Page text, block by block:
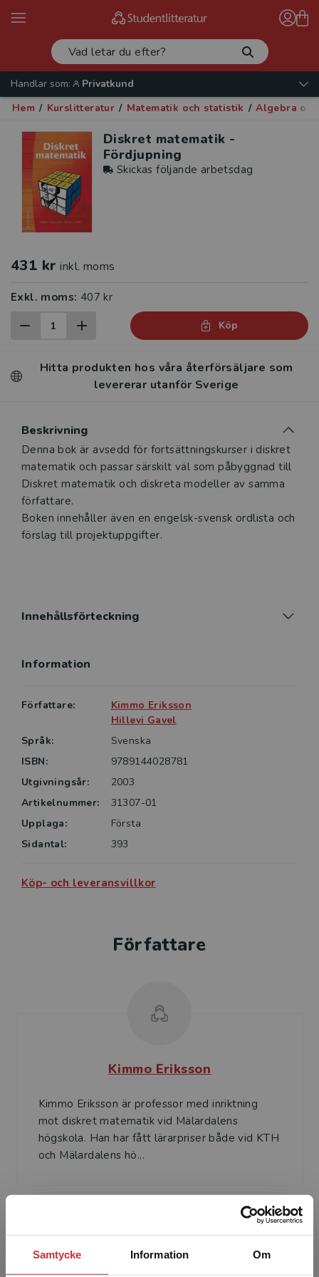
Samtycke Information Om
Handlar som:
Privatkund
Hem / Kurslitteratur / Matematik och statistik / Algebra
Diskret matematik -
Fördjupning
Skickas följande arbetsdag
431 kr inkl. moms
Exkl. moms: 407 kr
Köp
Hitta produkten hos våra återförsäljare som
levererar utanför Sverige
Beskrivning
Denna bok är avsedd för fortsättningskurser i diskret
matematik och passar särskilt väl som påbyggnad till
Diskret matematik och diskreta modeller av samma
författare.
Boken innehåller även en engelsk-svensk ordlista och
Innehållsförteckning
Information
Författare:
Kimmo Eriksson
Hillevi Gavel
Språk:
Svenska
ISBN:
9789144028781
Utgivningsår:
2003
Artikelnummer:
31307-01
Upplaga:
Första
Sidantal:
393
Köp- och leveransvillkor
Författare
Kimmo Eriksson
Kimmo Eriksson är professor med inriktning
mot diskret matematik vid Mälardalens
högskola. Han har fått lärarpriser både vid KTH
och Mälardalens hö...